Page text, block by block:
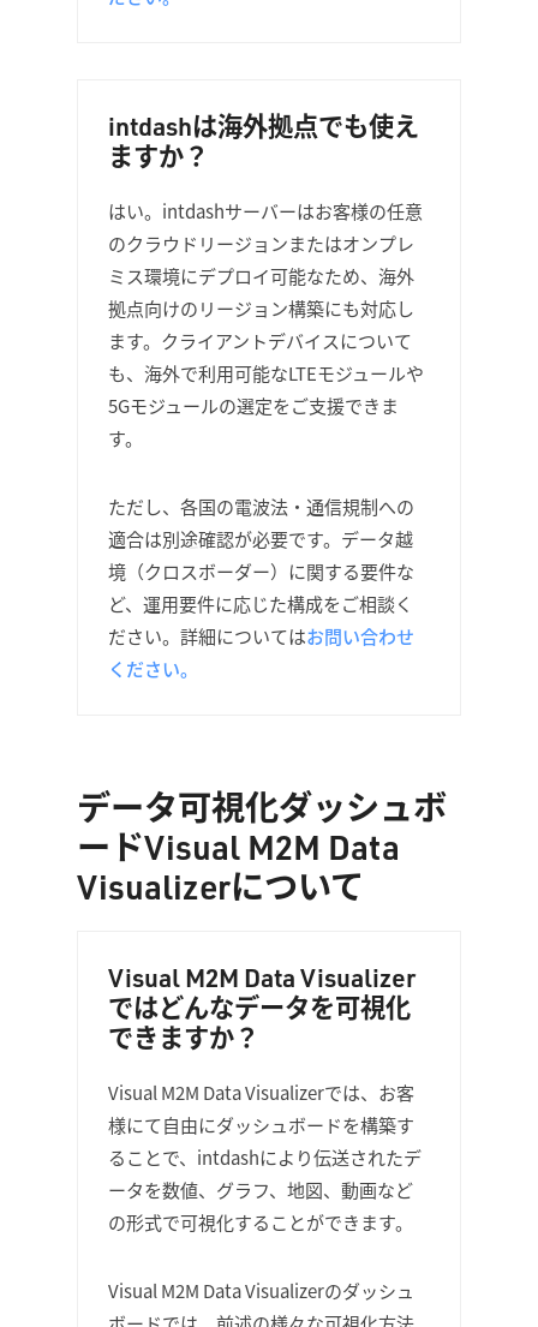
intdashは海外拠点でも使え
ますか？
はい。intdashサーバーはお客様の任意
のクラウドリージョンまたはオンプレ
ミス環境にデプロイ可能なため、海外
拠点向けのリージョン構築にも対応し
ます。クライアントデバイスについて
も、海外で利用可能なLTEモジュールや
5Gモジュールの選定をご支援できま
す。
ただし、各国の電波法・通信規制への
適合は別途確認が必要です。データ越
境（クロスボーダー）に関する要件な
ど、運用要件に応じた構成をご相談く
ださい。詳細についてはお問い合わせ
ください。
データ可視化ダッシュボ
ードVisual M2M Data
Visualizerについて
Visual M2M Data Visualizer
ではどんなデータを可視化
できますか？
Visual M2M Data Visualizerでは、お客
様にて自由にダッシュボードを構築す
ることで、intdashにより伝送されたデ
ータを数値、グラフ、地図、動画など
の形式で可視化することができます。
Visual M2M Data Visualizerのダッシュ